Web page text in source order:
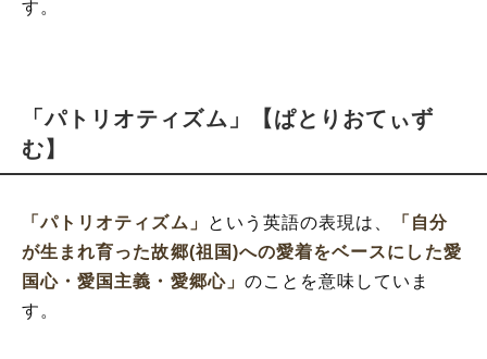
す。
「パトリオティズム」【ぱとりおてぃず
む】
「パトリオティズム」 という英語の表現は、
「自分
が生まれ育った故郷(祖国)への愛着をベースにした愛
国心・愛国主義・愛郷心」 のことを意味していま
す。